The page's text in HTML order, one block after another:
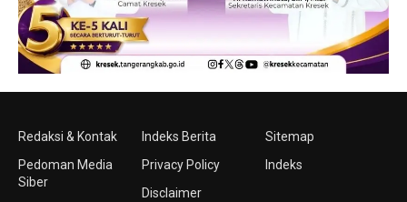
Redaksi & Kontak
Pedoman Media
Siber
Indeks Berita
Privacy Policy
Disclaimer
Sitemap
Indeks